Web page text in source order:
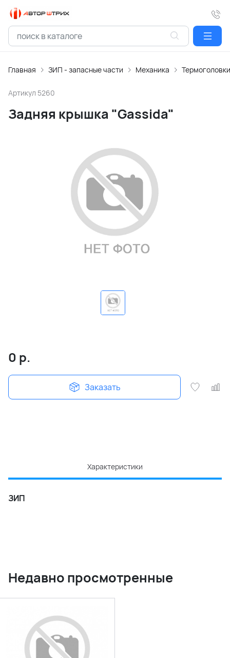
Главная ЗИП - запасные части Механика Термоголовки
Артикул 5260
Задняя крышка "Gassida"
0 р.
Заказать
Характеристики
ЗИП
Недавно просмотренные